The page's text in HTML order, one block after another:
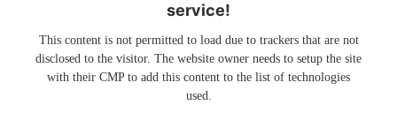
service!
This content is not permitted to load due to trackers that are not
disclosed to the visitor. The website owner needs to setup the site
with their CMP to add this content to the list of technologies
used.